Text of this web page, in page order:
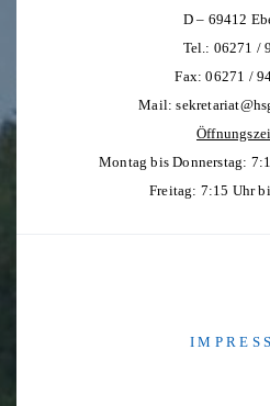
D – 69412
Tel.: 06271 /
Fax: 06271 /
Mail:
Montag bis Donnerstag:
Freitag: 7:15 Uhr
I M P R E S